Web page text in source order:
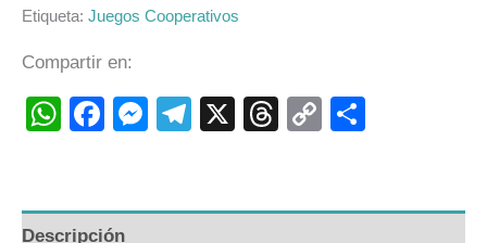
Etiqueta: Juegos Cooperativos
Compartir en:
WhatsApp
Facebook
Messenger
Telegram
X Threads
Copy
Descripción